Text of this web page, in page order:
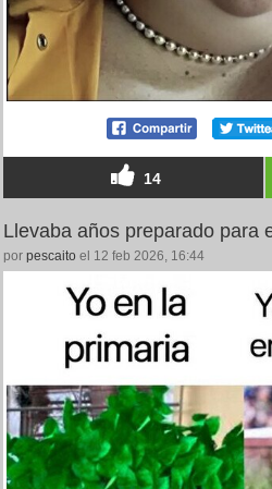
14
Llevaba años preparado para
por pescaito el 12 feb 2026, 16:44